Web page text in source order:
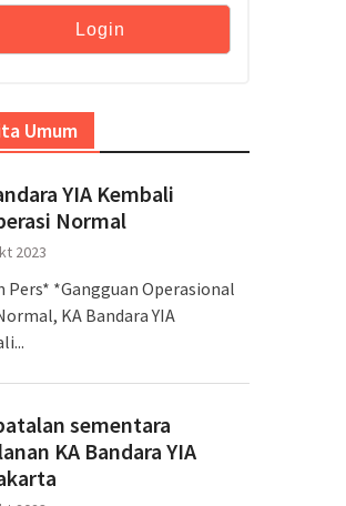
Umum
YIA Kembali
Normal
2023
Pers* *Gangguan Operasional
KA Bandara YIA
sementara
KA Bandara YIA